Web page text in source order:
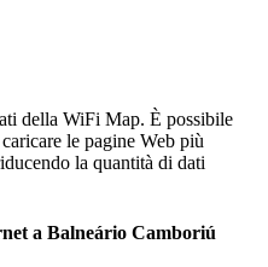
della WiFi Map. È possibile
le pagine Web più
la quantità di dati
a Balneário Camboriú